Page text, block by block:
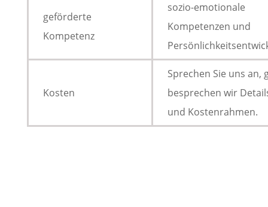
geförderte
Kompetenz
sozio-emotionale
Kompetenzen und
Kosten
Sprechen Sie uns an,
besprechen wir
und Kostenrahmen.